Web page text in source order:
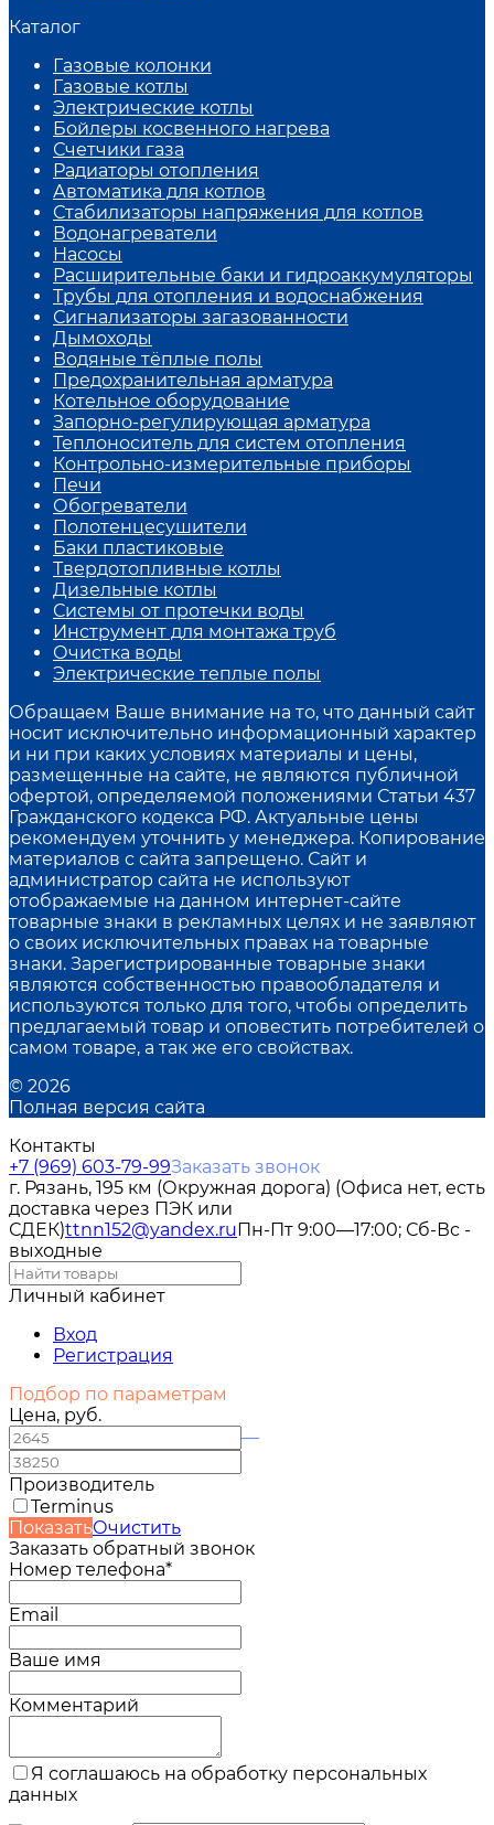
Каталог
Газовые колонки
Газовые котлы
Электрические котлы
Бойлеры косвенного нагрева
Счетчики газа
Радиаторы отопления
Автоматика для котлов
Стабилизаторы напряжения для котлов
Водонагреватели
Насосы
Расширительные баки и гидроаккумуляторы
Трубы для отопления и водоснабжения
Сигнализаторы загазованности
Дымоходы
Водяные тёплые полы
Предохранительная арматура
Котельное оборудование
Запорно-регулирующая арматура
Теплоноситель для систем отопления
Контрольно-измерительные приборы
Печи
Обогреватели
Полотенцесушители
Баки пластиковые
Твердотопливные котлы
Дизельные котлы
Системы от протечки воды
Инструмент для монтажа труб
Очистка воды
Электрические теплые полы
Обращаем Ваше внимание на то, что данный сайт
носит исключительно информационный характер
и ни при каких условиях материалы и цены,
размещенные на сайте, не являются публичной
офертой, определяемой положениями Статьи 437
Гражданского кодекса РФ. Актуальные цены
рекомендуем уточнить у менеджера. Копирование
материалов с сайта запрещено. Сайт и
администратор сайта не используют
отображаемые на данном интернет-сайте
товарные знаки в рекламных целях и не заявляют
о своих исключительных правах на товарные
знаки. Зарегистрированные товарные знаки
являются собственностью правообладателя и
используются только для того, чтобы определить
предлагаемый товар и оповестить потребителей о
самом товаре, а так же его свойствах.
© 2026
Полная версия сайта
Контакты
+7 (969) 603-79-99Заказать звонок
г. Рязань, 195 км (Окружная дорога) (Офиса нет, есть
доставка через ПЭК или
СДЕК)ttnn152@yandex.ruПн-Пт 9:00—17:00; Сб-Вс -
выходные
Личный кабинет
Вход
Регистрация
Подбор по параметрам
Цена, руб.
—
Производитель
Terminus
ПоказатьОчистить
Заказать обратный звонок
Номер телефона*
Email
Ваше имя
Комментарий
Я соглашаюсь на обработку персональных
данных